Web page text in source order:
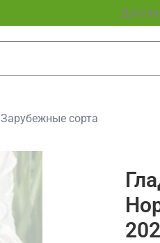
Зарубежные сорта